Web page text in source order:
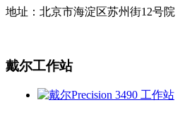
地址：北京市海淀区苏州街12号院
戴尔工作站